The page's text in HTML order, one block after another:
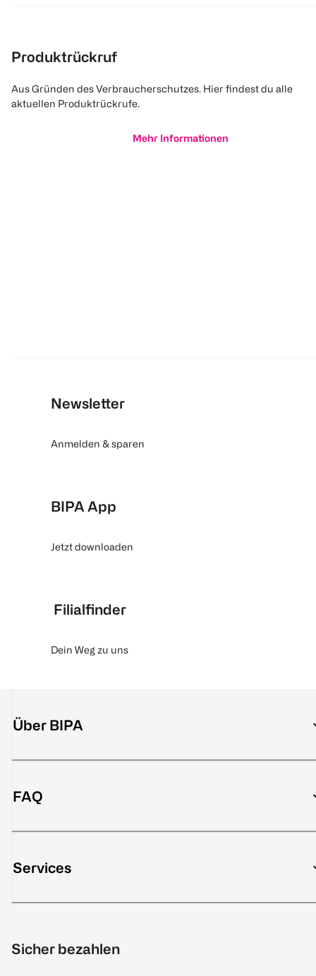
Produktrückruf
Aus Gründen des Verbraucherschutzes. Hier findest du alle
aktuellen Produktrückrufe.
Mehr Informationen
Newsletter
Anmelden & sparen
BIPA App
Jetzt downloaden
Filialfinder
Dein Weg zu uns
Über BIPA
FAQ
Services
Sicher bezahlen